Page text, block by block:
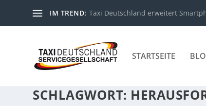
IM TREND: Taxi Deutschland erweitert
STARTSEITE
SCHLAGWORT: